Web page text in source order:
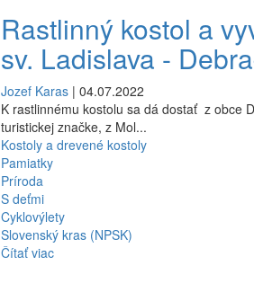
Rastlinný kostol a
sv. Ladislava -
Jozef Karas| 04.07.2022
K rastlinnému kostolu sa dá dostať z obce
turistickej značke, z Mol...
Kostoly a drevené kostoly
Pamiatky
Príroda
S deťmi
Cyklovýlety
Slovenský kras (NPSK)
Čítať viac